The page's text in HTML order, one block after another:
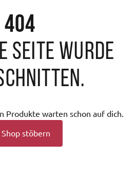
404
Seite wurde
Produkte warten schon auf dich.
Shop stöbern